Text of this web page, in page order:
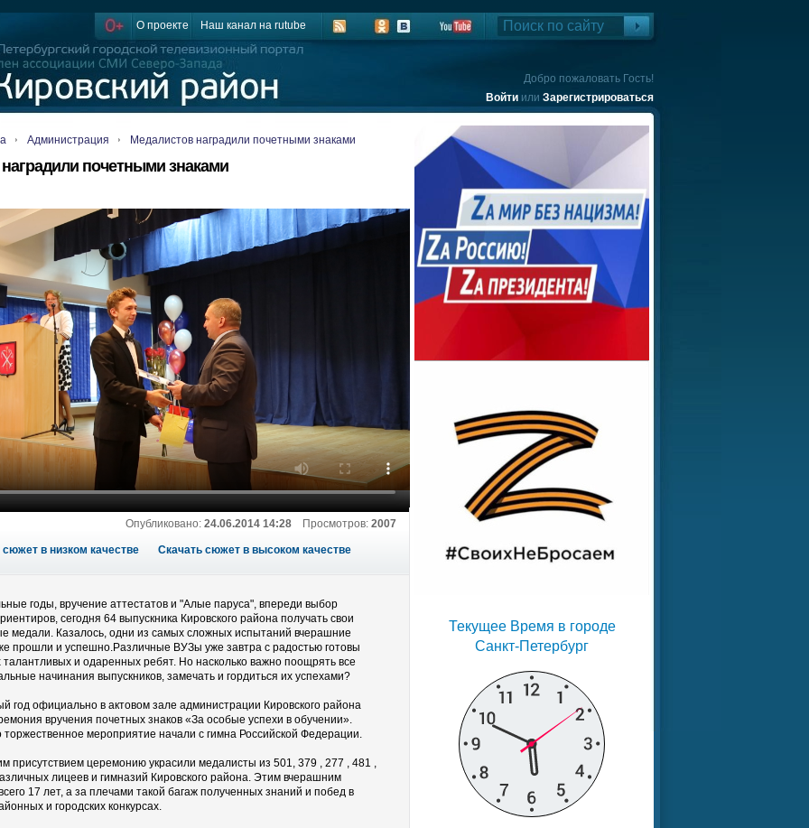
О проекте Наш канал на rutube
Добро пожаловать Гость!
Войти или Зарегистрироваться
Администрация Медалистов наградили почетными знаками
почетными знаками
Опубликовано: 24.06.2014 14:28 Просмотров: 2007
в низком качестве Скачать сюжет в высоком качестве
годы, вручение аттестатов и "Алые паруса", впереди выбор
сегодня 64 выпускника Кировского района получать свои
медали. Казалось, одни из самых сложных испытаний вчерашние
прошли и успешно.Различные ВУЗы уже завтра с радостью готовы
талантливых и одаренных ребят. Но насколько важно поощрять все
начинания выпускников, замечать и гордиться их успехами?
год официально в актовом зале администрации Кировского района
вручения почетных знаков «За особые успехи в обучении».
торжественное мероприятие начали с гимна Российской Федерации.
присутствием церемонию украсили медалисты из 501, 379 , 277 , 481 ,
лицеев и гимназий Кировского района. Этим вчерашним
17 лет, а за плечами такой багаж полученных знаний и побед в
и городских конкурсах.
Текущее Время в городе
Санкт-Петербург